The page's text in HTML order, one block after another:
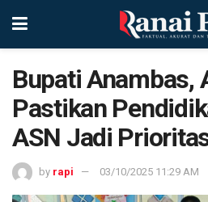
Bupati Anambas,
Pastikan
ASN Jadi
by rapi 03/10/2025 11:29 AM